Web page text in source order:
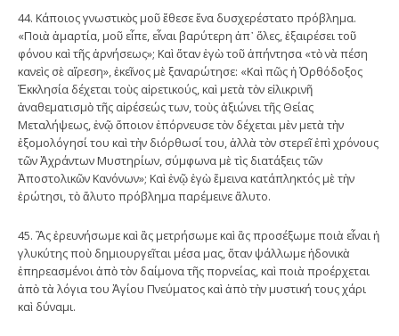
44. Κάποιος γνωστικὸς μοῦ ἔθεσε ἕνα δυσχερέστατο πρόβλημα.
«Ποιὰ ἁμαρτία, μοῦ εἶπε, εἶναι βαρύτερη ἀπ᾿ ὅλες, ἑξαιρέσει τοῦ
φόνου καὶ τῆς ἀρνήσεως»; Καὶ ὅταν ἐγὼ τοῦ ἀπήντησα «τὸ νὰ πέση
κανεὶς σὲ αἵρεση», ἐκεῖνος μὲ ξαναρώτησε: «Καὶ πῶς ἡ Ὀρθόδοξος
Ἐκκλησία δέχεται τοὺς αἱρετικούς, καὶ μετὰ τὸν εἰλικρινῆ
ἀναθεματισμὸ τῆς αἱρέσεώς των, τοὺς ἀξιώνει τῆς Θείας
Μεταλήψεως, ἐνῷ ὅποιον ἐπόρνευσε τὸν δέχεται μὲν μετὰ τὴν
ἐξομολόγησί του καὶ τὴν διόρθωσί του, ἀλλὰ τὸν στερεῖ ἐπὶ χρόνους
τῶν Ἀχράντων Μυστηρίων, σύμφωνα μὲ τὶς διατάξεις τῶν
Ἀποστολικῶν Κανόνων»; Καὶ ἐνῷ ἐγὼ ἔμεινα κατάπληκτός μὲ τὴν
ἐρώτησι, τὸ ἄλυτο πρόβλημα παρέμεινε ἄλυτο.
45. Ἂς ἐρευνήσωμε καὶ ἂς μετρήσωμε καὶ ἂς προσέξωμε ποιὰ εἶναι ἡ
γλυκύτης ποὺ δημιουργεῖται μέσα μας, ὅταν ψάλλωμε ἡδονικὰ
ἐπηρεασμένοι ἀπὸ τὸν δαίμονα τῆς πορνείας, καὶ ποιὰ προέρχεται
ἀπὸ τὰ λόγια του Ἁγίου Πνεύματος καὶ ἀπὸ τὴν μυστική τους χάρι
καὶ δύναμι.